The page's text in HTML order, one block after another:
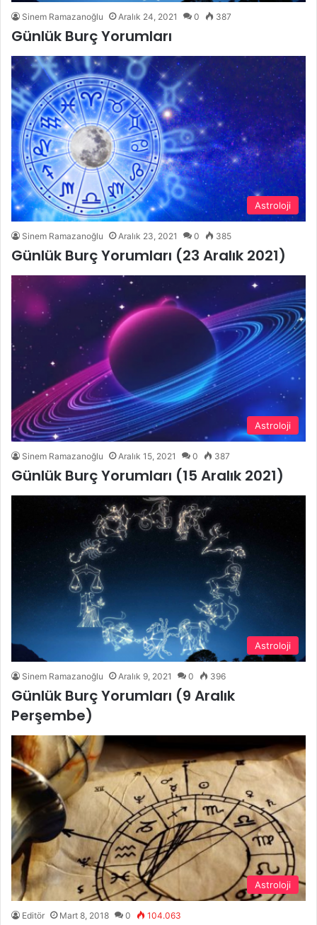
Sinem Ramazanoğlu Aralık 24, 2021 0 387
Günlük Burç Yorumları
Astroloji
Sinem Ramazanoğlu Aralık 23, 2021 0 385
Günlük Burç Yorumları (23 Aralık 2021)
Astroloji
Sinem Ramazanoğlu Aralık 15, 2021 0 387
Günlük Burç Yorumları (15 Aralık 2021)
Astroloji
Sinem Ramazanoğlu Aralık 9, 2021 0 396
Günlük Burç Yorumları (9 Aralık
Perşembe)
Astroloji
Editör Mart 8, 2018 0 104.063